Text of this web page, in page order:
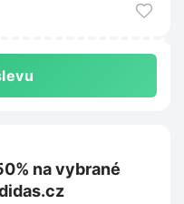
na vybrané